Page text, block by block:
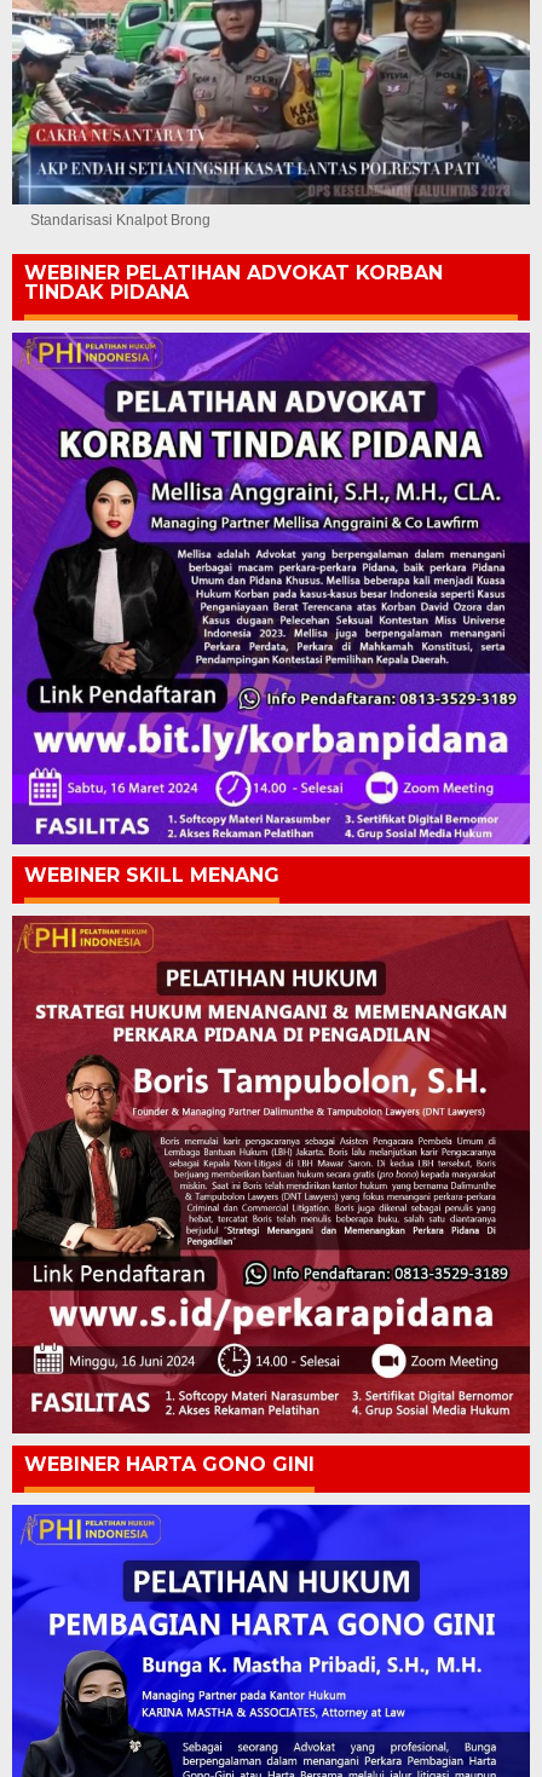
Standarisasi Knalpot Brong
WEBINER PELATIHAN ADVOKAT KORBAN
TINDAK PIDANA
WEBINER SKILL MENANG
WEBINER HARTA GONO GINI